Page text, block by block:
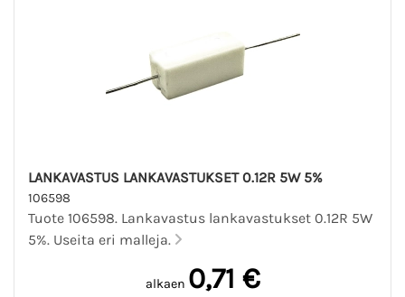
LANKAVASTUS LANKAVASTUKSET 0.12R 5W 5%
106598
Tuote 106598. Lankavastus lankavastukset 0.12R 5W
5%. Useita eri malleja.
alkaen 0,71 €